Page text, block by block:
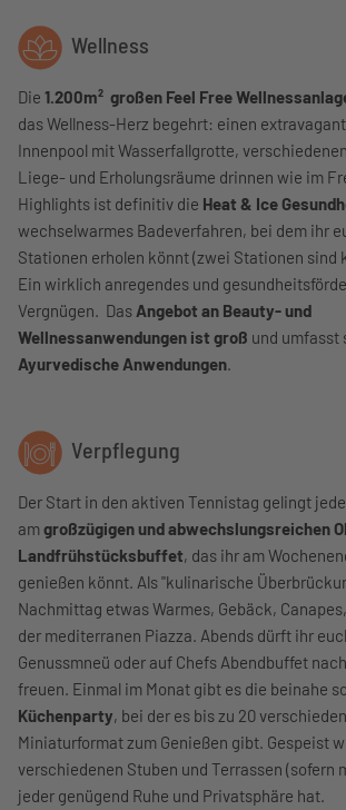
Wellness
Die 1.200m² großen Feel Free
das Wellness-Herz begehrt: einen
Innenpool mit Wasserfallgrotte,
Liege- und Erholungsräume drinnen wie im
Highlights ist definitiv die Heat & Ice
wechselwarmes Badeverfahren, bei dem ihr
Stationen erholen könnt (zwei Stationen sind
Ein wirklich anregendes und
Vergnügen. Das Angebot an Beauty- und
Wellnessanwendungen ist groß und umfasst
Ayurvedische Anwendungen.
Verpflegung
Der Start in den aktiven Tennistag gelingt
amgroßzügigen und abwechslungsreichen
Landfrühstücksbuffet, das ihr am
genießen könnt. Als "kulinarische
Nachmittag etwas Warmes, Gebäck,
der mediterranen Piazza. Abends dürft ihr
Genussmneü oder auf Chefs Abendbuffet
freuen. Einmal im Monat gibt es die beinahe
Küchenparty, bei der es bis zu 20
Miniaturformat zum Genießen gibt. Gespeist
verschiedenen Stuben und Terrassen (sofern
jeder genügend Ruhe und Privatsphäre hat.